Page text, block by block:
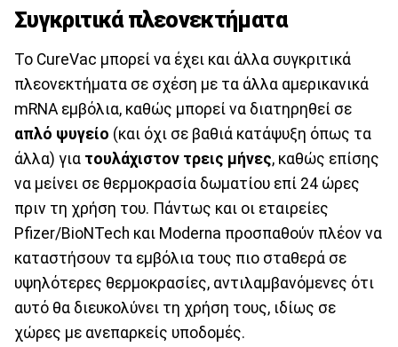
Συγκριτικά πλεονεκτήματα
Το CureVac μπορεί να έχει και άλλα συγκριτικά
πλεονεκτήματα σε σχέση με τα άλλα αμερικανικά
mRNA εμβόλια, καθώς μπορεί να διατηρηθεί σε
απλό ψυγείο (και όχι σε βαθιά κατάψυξη όπως τα
άλλα) για τουλάχιστον τρεις μήνες, καθώς επίσης
να μείνει σε θερμοκρασία δωματίου επί 24 ώρες
πριν τη χρήση του. Πάντως και οι εταιρείες
Pfizer/BioNTech και Moderna προσπαθούν πλέον να
καταστήσουν τα εμβόλια τους πιο σταθερά σε
υψηλότερες θερμοκρασίες, αντιλαμβανόμενες ότι
αυτό θα διευκολύνει τη χρήση τους, ιδίως σε
χώρες με ανεπαρκείς υποδομές.